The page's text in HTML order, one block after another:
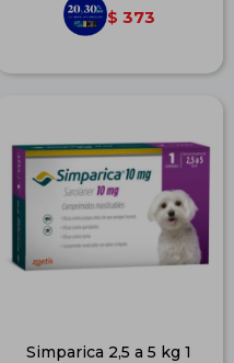
$ 373
Simparica 2,5 a 5 kg 1